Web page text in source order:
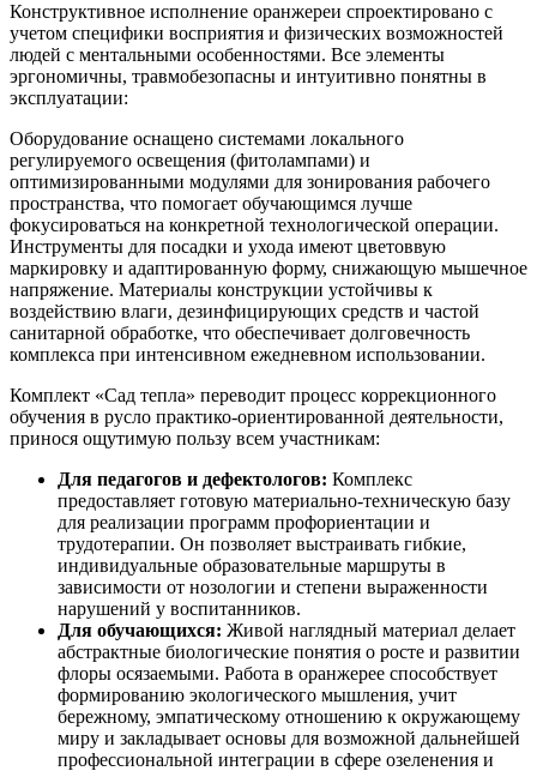
Конструктивное исполнение оранжереи спроектировано с
учетом специфики восприятия и физических возможностей
людей с ментальными особенностями. Все элементы
эргономичны, травмобезопасны и интуитивно понятны в
эксплуатации:
Оборудование оснащено системами локального
регулируемого освещения (фитолампами) и
оптимизированными модулями для зонирования рабочего
пространства, что помогает обучающимся лучше
фокусироваться на конкретной технологической операции.
Инструменты для посадки и ухода имеют цветоввую
маркировку и адаптированную форму, снижающую мышечное
напряжение. Материалы конструкции устойчивы к
воздействию влаги, дезинфицирующих средств и частой
санитарной обработке, что обеспечивает долговечность
комплекса при интенсивном ежедневном использовании.
Комплект «Сад тепла» переводит процесс коррекционного
обучения в русло практико-ориентированной деятельности,
принося ощутимую пользу всем участникам:
Для педагогов и дефектологов: Комплекс
предоставляет готовую материально-техническую базу
для реализации программ профориентации и
трудотерапии. Он позволяет выстраивать гибкие,
индивидуальные образовательные маршруты в
зависимости от нозологии и степени выраженности
нарушений у воспитанников.
Для обучающихся: Живой наглядный материал делает
абстрактные биологические понятия о росте и развитии
флоры осязаемыми. Работа в оранжерее способствует
формированию экологического мышления, учит
бережному, эмпатическому отношению к окружающему
миру и закладывает основы для возможной дальнейшей
профессиональной интеграции в сфере озеленения и